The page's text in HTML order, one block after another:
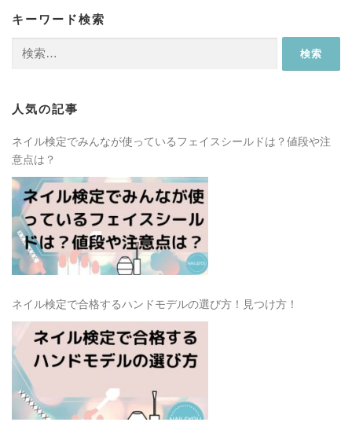
キーワード検索
人気の記事
ネイル検定でみんなが使っているフェイスシールドは？値段や注
意点は？
ネイル検定で合格するハンドモデルの選び方！見つけ方！